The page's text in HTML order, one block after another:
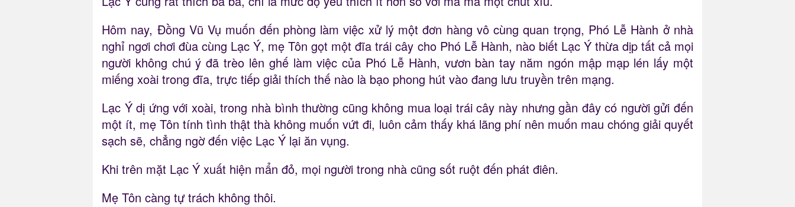
Hôm nay, Đồng Vũ Vụ muốn đến phòng làm việc xử lý một đơn hàng vô cùng quan trọng, Phó Lễ Hành ở nhà
nghỉ ngơi chơi đùa cùng Lạc Ý, mẹ Tôn gọt một đĩa trái cây cho Phó Lễ Hành, nào biết Lạc Ý thừa dịp tất cả mọi
người không chú ý đã trèo lên ghế làm việc của Phó Lễ Hành, vươn bàn tay năm ngón mập mạp lén lấy một
miếng xoài trong đĩa, trực tiếp giải thích thế nào là bạo phong hút vào đang lưu truyền trên mạng.
Lạc Ý dị ứng với xoài, trong nhà bình thường cũng không mua loại trái cây này nhưng gần đây có người gửi đến
một ít, mẹ Tôn tính tình thật thà không muốn vứt đi, luôn cảm thấy khá lãng phí nên muốn mau chóng giải quyết
sạch sẽ, chẳng ngờ đến việc Lạc Ý lại ăn vụng.
Khi trên mặt Lạc Ý xuất hiện mẩn đỏ, mọi người trong nhà cũng sốt ruột đến phát điên.
Mẹ Tôn càng tự trách không thôi.